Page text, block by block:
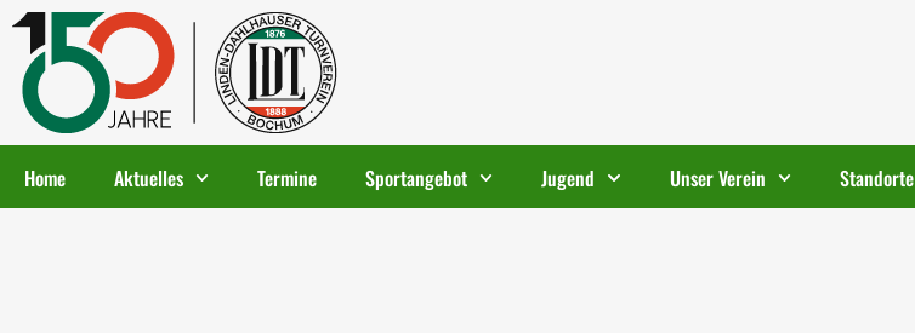
Home Aktuelles Termine Sportangebot Jugend Unser Verein Standorte